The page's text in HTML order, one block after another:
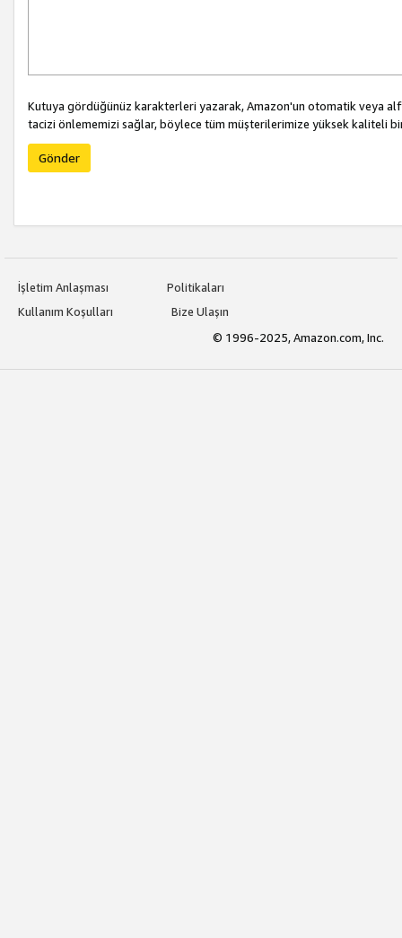
Kutuya gördüğünüz karakterleri yazarak, Amazon'un otomatik veya
tacizi önlememizi sağlar, böylece tüm müşterilerimize yüksek kaliteli
Gönder
İşletim Anlaşması
Politikaları
Kullanım Koşulları
Bize Ulaşın
© 1996-2025, Amazon.com, Inc.